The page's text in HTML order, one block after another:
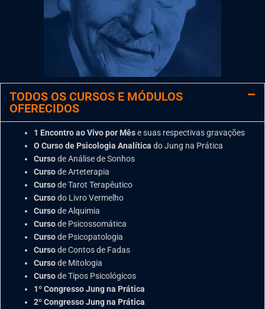
TODOS OS CURSOS E MÓDULOS
OFERECIDOS
1 Encontro ao Vivo por Mêse suas respectivas gravações
O Curso de Psicologia Analítica do Jung na Prática
Cursode Análise de Sonhos
Cursode Arteterapia
Cursode Tarot Terapêutico
Cursodo Livro Vermelho
Cursode Alquimia
Cursode Psicossomática
Cursode Psicopatologia
Cursode Contos de Fadas
Cursode Mitologia
Cursode Tipos Psicológicos
1º Congresso Jung na Prática
2º Congresso Jung na Prática